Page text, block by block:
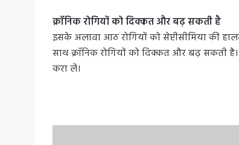
क्रॉनिक रोगियों को दिक्कत और बढ़ सकती है
इसके अलावा आठ रोगियों को सेप्टीसीमिया की
साथ क्रॉनिक रोगियों को दिक्कत और बढ़ सकती
करा लें।